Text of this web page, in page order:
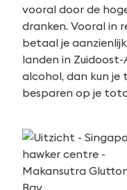
vooral door de
dranken. Vooral in
betaal je
landen in Zuidoost-
alcohol, dan kun je
besparen op je